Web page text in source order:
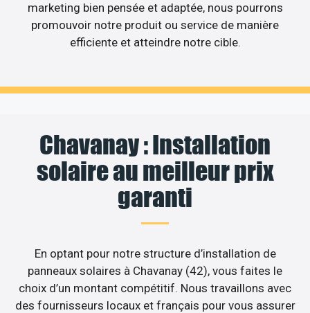
marketing bien pensée et adaptée, nous pourrons
promouvoir notre produit ou service de manière
efficiente et atteindre notre cible.
Chavanay : Installation
solaire au meilleur prix
garanti
En optant pour notre structure d’installation de
panneaux solaires à Chavanay (42), vous faites le
choix d’un montant compétitif. Nous travaillons avec
des fournisseurs locaux et français pour vous assurer